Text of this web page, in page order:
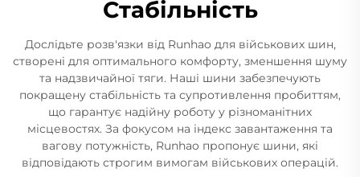
Стабільність
Дослідьте розв'язки від Runhao для військових шин,
створені для оптимального комфорту, зменшення шуму
та надзвичайної тяги. Наші шини забезпечують
покращену стабільність та супротивлення пробиттям,
що гарантує надійну роботу у різноманітних
місцевостях. За фокусом на індекс завантаження та
вагову потужність, Runhao пропонує шини, які
відповідають строгим вимогам військових операцій.